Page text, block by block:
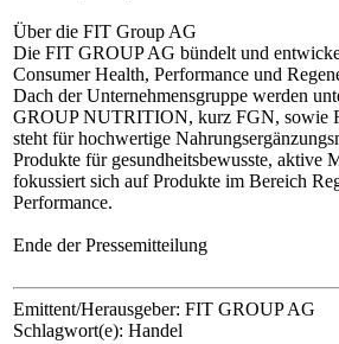
Über die FIT Group AG
Die FIT GROUP AG bündelt und
Consumer Health, Performance und
Dach der Unternehmensgruppe werden
GROUP NUTRITION, kurz FGN, sowie
steht für hochwertige
Produkte für gesundheitsbewusste, aktive
fokussiert sich auf Produkte im Bereich
Performance.
Ende der Pressemitteilung
Emittent/Herausgeber: FIT GROUP AG
Schlagwort(e): Handel